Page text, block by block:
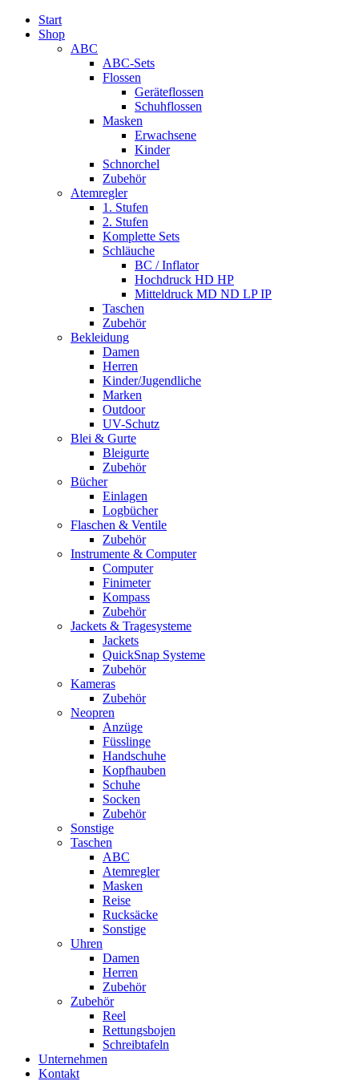
Start
Shop
ABC
ABC-Sets
Flossen
Geräteflossen
Schuhflossen
Masken
Erwachsene
Kinder
Schnorchel
Zubehör
Atemregler
1. Stufen
2. Stufen
Komplette Sets
Schläuche
BC / Inflator
Hochdruck HD HP
Mitteldruck MD ND LP IP
Taschen
Zubehör
Bekleidung
Damen
Herren
Kinder/Jugendliche
Marken
Outdoor
UV-Schutz
Blei & Gurte
Bleigurte
Zubehör
Bücher
Einlagen
Logbücher
Flaschen & Ventile
Zubehör
Instrumente & Computer
Computer
Finimeter
Kompass
Zubehör
Jackets & Tragesysteme
Jackets
QuickSnap Systeme
Zubehör
Kameras
Zubehör
Neopren
Anzüge
Füsslinge
Handschuhe
Kopfhauben
Schuhe
Socken
Zubehör
Sonstige
Taschen
ABC
Atemregler
Masken
Reise
Rucksäcke
Sonstige
Uhren
Damen
Herren
Zubehör
Zubehör
Reel
Rettungsbojen
Schreibtafeln
Unternehmen
Kontakt